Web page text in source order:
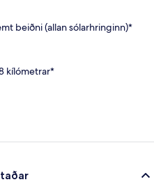
beiðni (allan sólarhringinn)*
kílómetrar*